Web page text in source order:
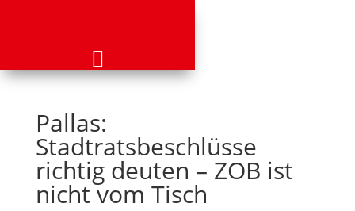
Pallas:
Stadtratsbeschlüsse
richtig deuten – ZOB ist
nicht vom Tisch